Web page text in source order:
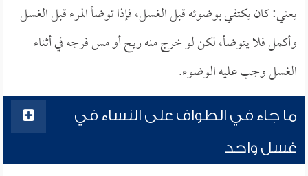
يعني: كان يكتفي بوضوئه قبل الغسل، فإذا توضأ المرء قبل الغسل
وأكمل فلا يتوضأ، لكن لو خرج منه ريح أو مس فرجه في أثناء
الغسل وجب عليه الوضوء.
ما جاء في الطواف على النساء في
غسل واحد